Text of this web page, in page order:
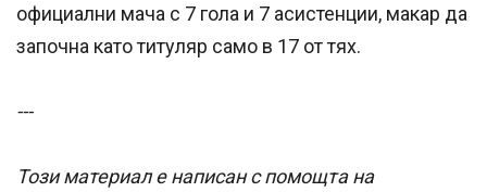
официални мача с 7 гола и 7 асистенции, макар да
започна като титуляр само в 17 от тях.
---
Този материал е написан с помощта на